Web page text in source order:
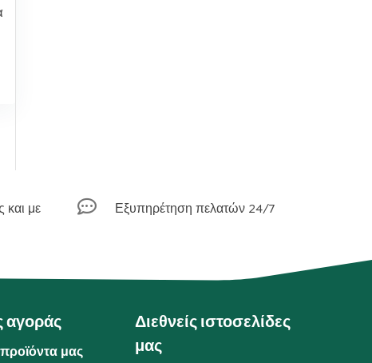
και με
 Εξυπηρέτηση πελατών 24/7
αγοράς
μας
Διεθνείς ιστοσελίδες
μας